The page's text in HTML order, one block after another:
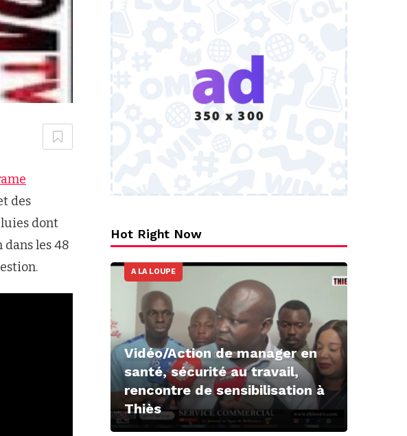
des
dont
les 48
Hot Right Now
A LA LOUPE
Vidéo/Action de manager en
santé, sécurité au travail,
rencontre de sensibilisation à
Thiès